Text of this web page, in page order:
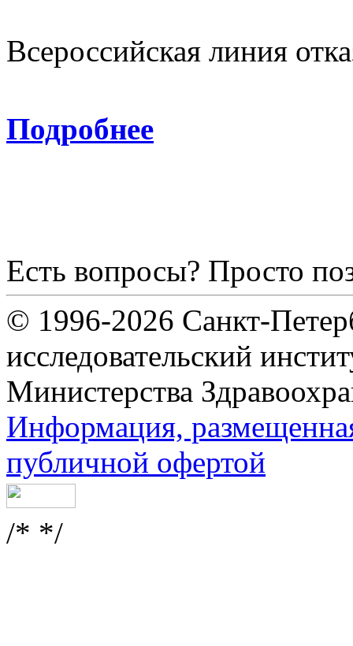
Всероссийская линия
Подробнее
Есть вопросы? Просто
© 1996-2026 Санкт-
исследовательский
Министерства
Информация,
публичной офертой
/* */